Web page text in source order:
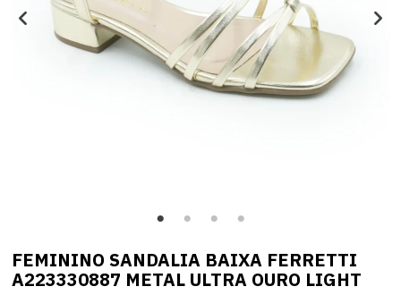
FEMININO SANDALIA BAIXA FERRETTI
A223330887 METAL ULTRA OURO LIGHT